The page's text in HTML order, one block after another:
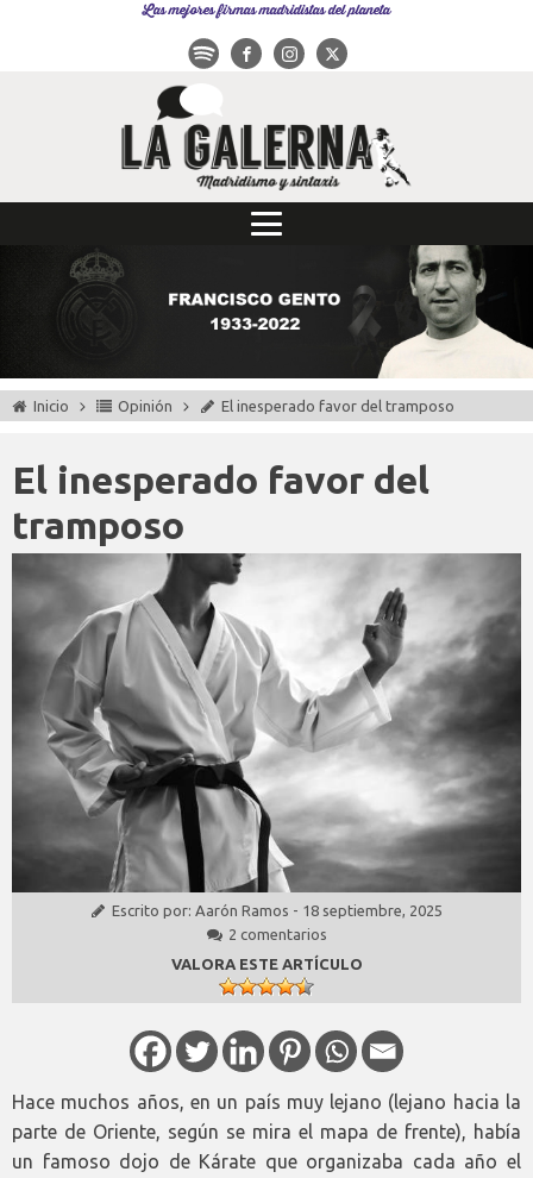
Las mejores firmas madridistas del planeta
Inicio Opinión El inesperado favor del tramposo
El inesperado favor del
tramposo
Escrito por: Aarón Ramos - 18 septiembre, 2025
2 comentarios
VALORA ESTE ARTÍCULO
Hace muchos años, en un país muy lejano (lejano hacia la
parte de Oriente, según se mira el mapa de frente), había
un famoso dojo de Kárate que organizaba cada año el